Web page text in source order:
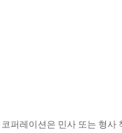
퍼레이션은 민사 또는 형사